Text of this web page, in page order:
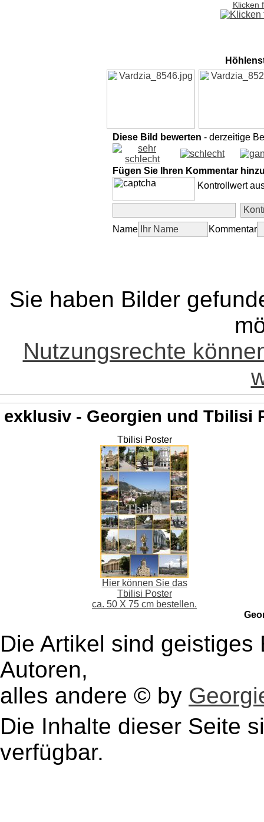
Klicken
Diese Bild bewerten - derzeitige
Fügen Sie Ihren Kommentar
Kontrollwert
Name Kommentar
Sie haben Bilder
Nutzungsrechte
exklusiv - Georgien und Tbilisi
Tbilisi Poster
Hier können Sie das
Tbilisi Poster
ca. 50 X 75 cm bestellen.
Die Artikel sind
Autoren,
alles andere © by
Die Inhalte dieser Seite
verfügbar.